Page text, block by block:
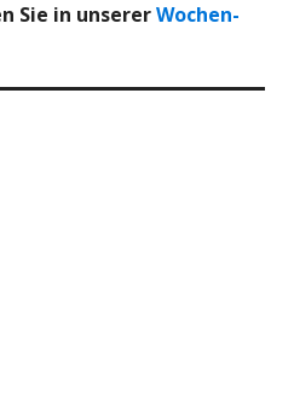
Sie in unsererWochen-